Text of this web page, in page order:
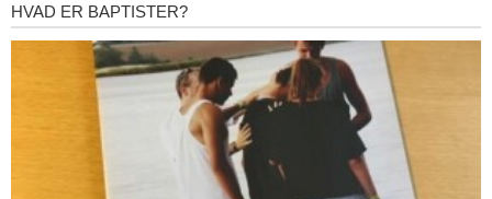
Hvad
HVAD ER BAPTISTER?